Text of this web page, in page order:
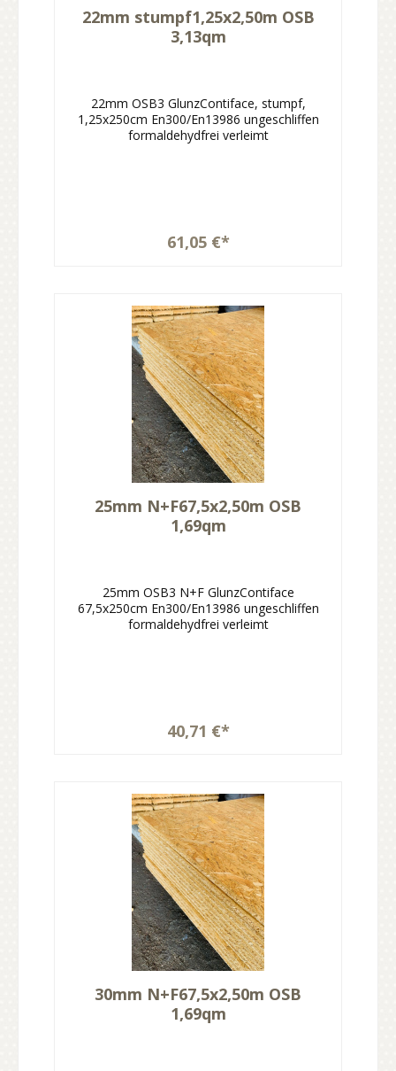
22mm stumpf1,25x2,50m OSB
3,13qm
22mm OSB3 GlunzContiface, stumpf,
1,25x250cm En300/En13986 ungeschliffen
formaldehydfrei verleimt
61,05 €*
25mm N+F67,5x2,50m OSB
1,69qm
25mm OSB3 N+F GlunzContiface
67,5x250cm En300/En13986 ungeschliffen
formaldehydfrei verleimt
40,71 €*
30mm N+F67,5x2,50m OSB
1,69qm